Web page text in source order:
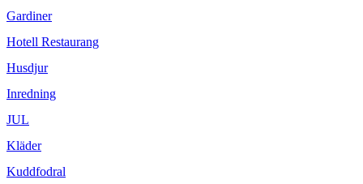
Gardiner
Hotell Restaurang
Husdjur
Inredning
JUL
Kläder
Kuddfodral